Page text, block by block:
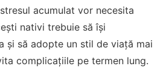
acumulat vor necesita
nativi trebuie să își
și să adopte un stil de viață mai
complicațiile pe termen lung.